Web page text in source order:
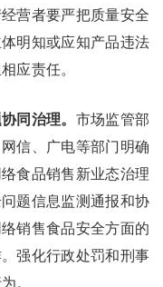
营者要严把质量安全
明知或应知产品违法
应责任。
同治理。 市场监管部
信、广电等部门明确
食品销售新业态治理
题信息监测通报和协
销售食品安全方面的
强化行政处罚和刑事
。